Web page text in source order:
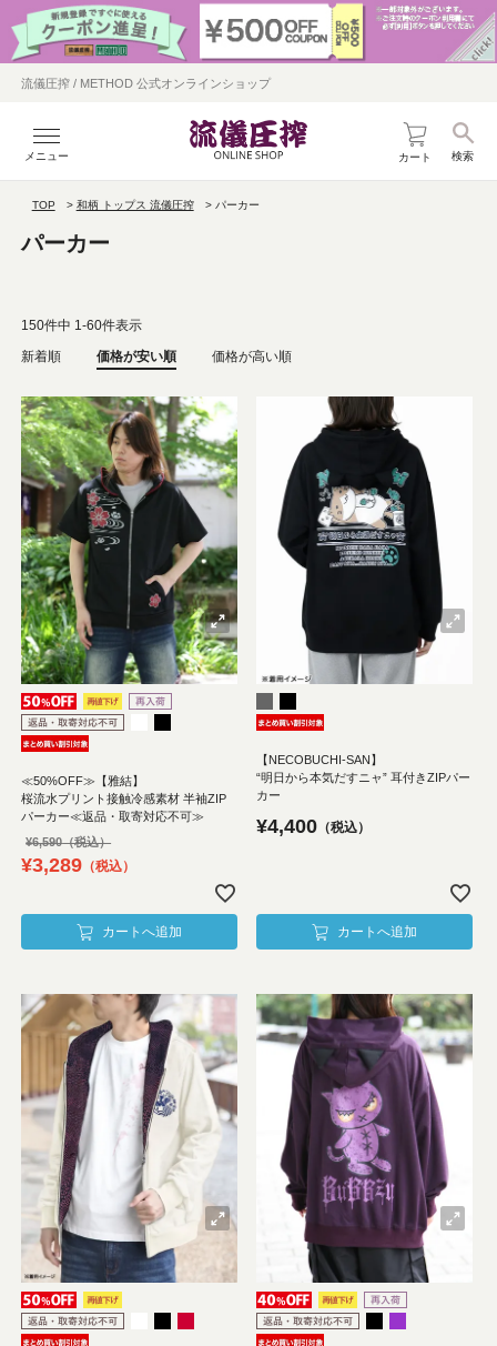
流儀圧搾 / METHOD 公式オンラインショップ
メニュー カート 検索
TOP 和柄 トップス 流儀圧搾 パーカー
パーカー
価格が安い順 価格が高い順
新着順
150件中 1-60件表示
≪50%OFF≫【雅結】
桜流水プリント接触冷感素材 半袖ZIP
パーカー≪返品・取寄対応不可≫
¥6,590
¥3,289 税込
カートへ追加
【NECOBUCHI-SAN】
“明日から本気だすニャ” 耳付きZIPパー
カー
¥4,400 税込
カートへ追加